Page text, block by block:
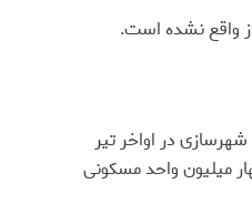
واقع نشده است.
در اواخر تیر
تا پایان سال جاری را در حالی که پنج ماه از سال ۱۴۰۱ می گذرد و ساخت چهار میلیون واحد مسکونی